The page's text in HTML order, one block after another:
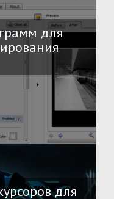
для
для